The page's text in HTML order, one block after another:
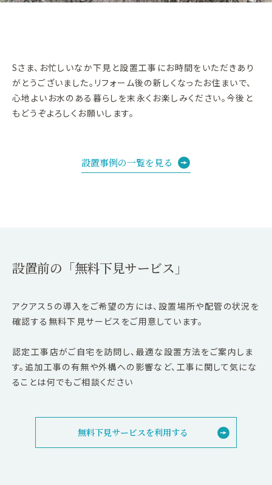
Sさま、お忙しいなか下見と設置工事にお時間をいただきあり
がとうございました。リフォーム後の新しくなったお住まいで、
心地よいお水のある暮らしを末永くお楽しみください。今後と
もどうぞよろしくお願いします。
設置事例の一覧を見る
設置前の「無料下見サービス」
アクアス５の導入をご希望の方には、設置場所や配管の状況を
確認する無料下見サービスをご用意しています。
認定工事店がご自宅を訪問し、最適な設置方法をご案内しま
す。追加工事の有無や外構への影響など、工事に関して気にな
ることは何でもご相談ください
無料下見サービスを利用する